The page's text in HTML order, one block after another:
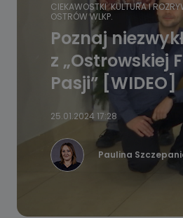
CIEKAWOSTKI KULTURA I
OSTRÓW WLKP.
Poznaj
z „Ostrowskiej
Pasji” [WIDEO]
25.01.2024 17:28
Paulina